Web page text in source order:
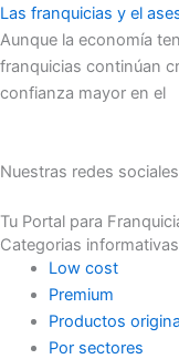
Las franquicias y el
Aunque la economía
franquicias continúan
confianza mayor en el
Nuestras redes sociales
Tu Portal para
Categorias informativas
Low cost
Premium
Productos
Por sectores